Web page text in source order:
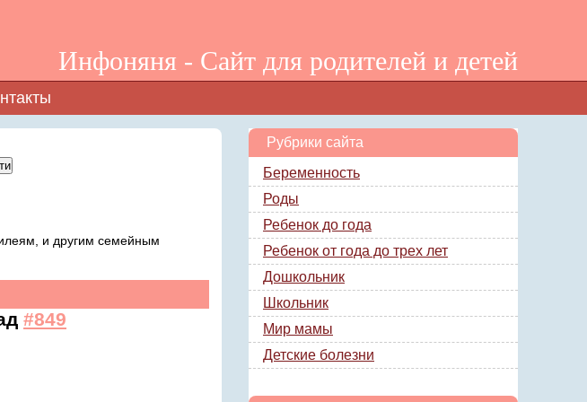
Инфоняня - Сайт для родителей и детей
и другим семейным
#849
Рубрики сайта
Беременность
Роды
Ребенок до года
Ребенок от года до трех лет
Дошкольник
Школьник
Мир мамы
Детские болезни